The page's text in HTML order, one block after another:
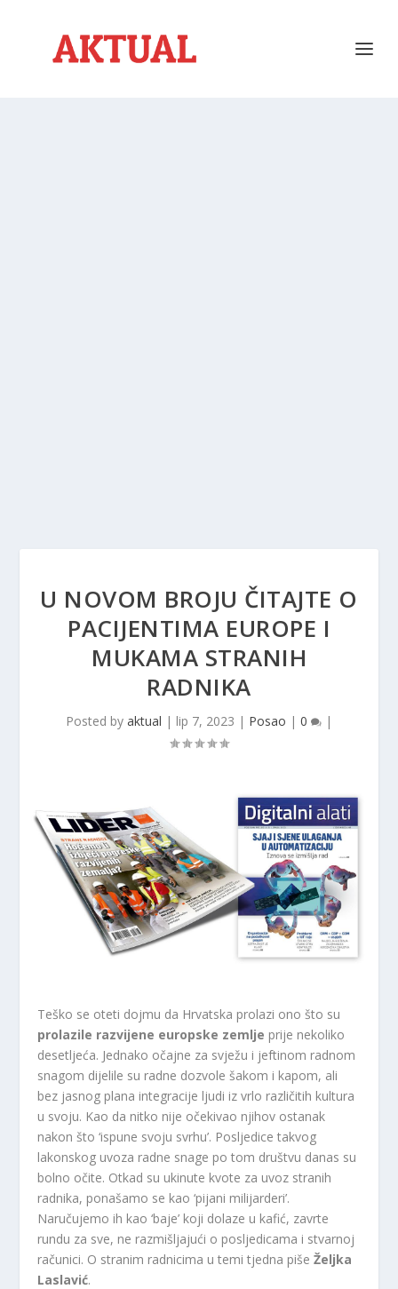
U NOVOM BROJU ČITAJTE O
PACIJENTIMA EUROPE I
MUKAMA STRANIH
RADNIKA
Posted by aktual | lip 7, 2023 | Posao | 0 |
Teško se oteti dojmu da Hrvatska prolazi ono što su
prolazile razvijene europske zemlje prije nekoliko
desetljeća. Jednako očajne za svježu i jeftinom radnom
snagom dijelile su radne dozvole šakom i kapom, ali
bez jasnog plana integracije ljudi iz vrlo različitih kultura
u svoju. Kao da nitko nije očekivao njihov ostanak
nakon što ‘ispune svoju svrhu’. Posljedice takvog
lakonskog uvoza radne snage po tom društvu danas su
bolno očite. Otkad su ukinute kvote za uvoz stranih
radnika, ponašamo se kao ‘pijani milijarderi’.
Naručujemo ih kao ‘baje’ koji dolaze u kafić, zavrte
rundu za sve, ne razmišljajući o posljedicama i stvarnoj
računici. O stranim radnicima u temi tjedna pišeŽeljka
Laslavić.